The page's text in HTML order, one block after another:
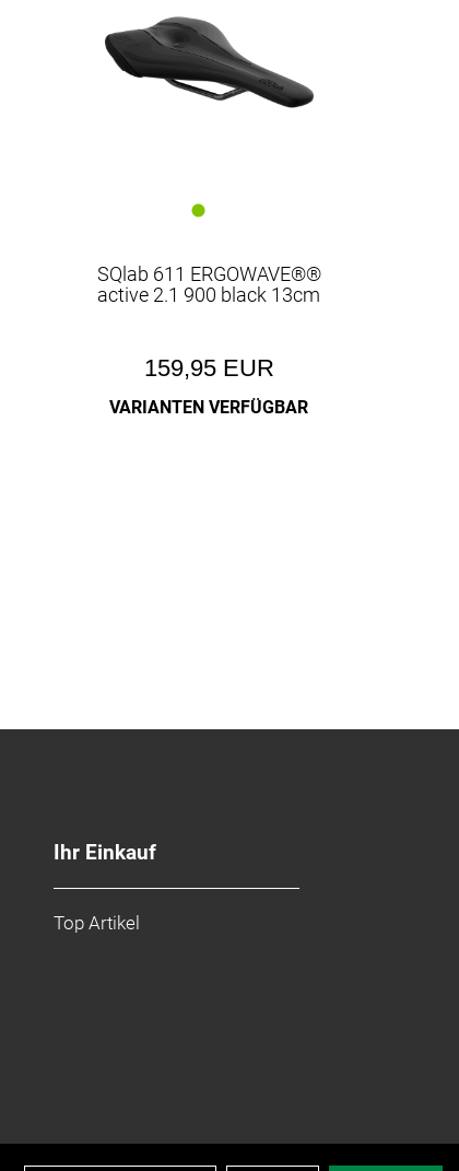
SQlab 611 ERGOWAVE®®
active 2.1 900 black 13cm
159,95 EUR
VARIANTEN VERFÜGBAR
Ihr Einkauf
Top Artikel